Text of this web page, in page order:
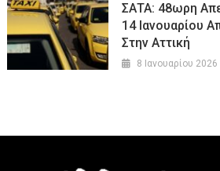
ΣΑΤΑ: 48ωρη
14 Ιανουαρίου
Στην Αττική
8 Ιανουαρίου 2026